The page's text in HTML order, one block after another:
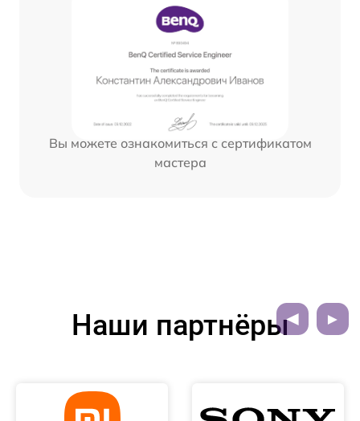
Вы можете ознакомиться с сертификатом
мастера
Наши партнёры